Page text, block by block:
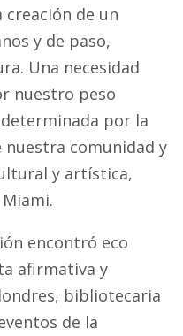
de un
y de paso,
Una necesidad
nuestro peso
por la
comunidad y
y artística,
encontró eco
afirmativa y
bibliotecaria
de la